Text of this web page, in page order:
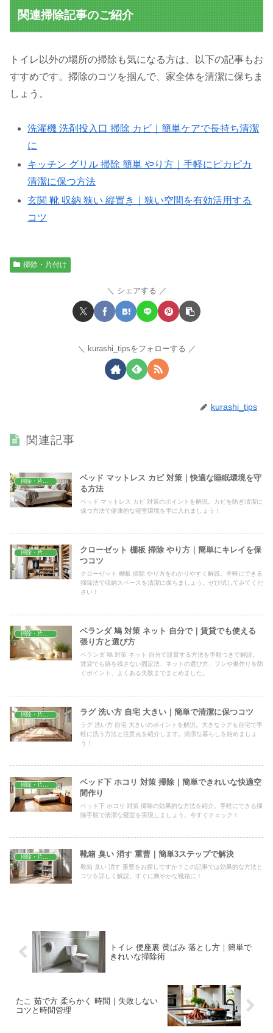
関連掃除記事のご紹介
トイレ以外の場所の掃除も気になる方は、以下の記事もお
すすめです。掃除のコツを掴んで、家全体を清潔に保ちま
しょう。
洗濯機 洗剤投入口 掃除 カビ｜簡単ケアで長持ち清潔
に
キッチン グリル 掃除 簡単 やり方｜手軽にピカピカ
清潔に保つ方法
玄関 靴 収納 狭い 縦置き｜狭い空間を有効活用する
コツ
掃除・片付け
シェアする
kurashi_tipsをフォローする
kurashi_tips
関連記事
ベッド マットレス カビ 対策｜快適な睡眠環境を守
る方法
ベッド マットレス カビ 対策のポイントを解説。カビを防ぎ清潔に
保つ方法で健康的な寝室環境を手に入れましょう！
掃除・片付け
クローゼット 棚板 掃除 やり方｜簡単にキレイを保
つコツ
クローゼット 棚板 掃除 やり方をわかりやすく解説。手軽にできる
掃除法で収納スペースを清潔に保ちましょう。ぜひ試してみてくだ
さい！
掃除・片付け
ベランダ 鳩 対策 ネット 自分で｜賃貸でも使える
張り方と選び方
ベランダ 鳩 対策 ネット 自分で設置する方法を手順つきで解説。
賃貸でも跡を残さない固定法、ネットの選び方、フンや巣作りを防
ぐポイント、よくある失敗までまとめました。
掃除・片付け ラグ 洗い方 自宅 大きい｜簡単で清潔に保つコツ
ラグ 洗い方 自宅 大きいのポイントを解説。大きなラグも自宅で手
軽に洗う方法と注意点を紹介します。清潔な暮らしを始めましょ
う！
掃除・片付け
ベッド下 ホコリ 対策 掃除｜簡単できれいな快適空
間作り
ベッド下 ホコリ 対策 掃除の効果的な方法を紹介。手軽にできる掃
除手順で清潔な寝室を実現しましょう。今すぐチェック！
掃除・片付け 靴箱 臭い 消す 重曹｜簡単3ステップで解決
靴箱 臭い 消す 重曹をお探しですか？この記事では効果的な方法と
コツを詳しく解説。すぐに爽やかな靴箱に！
トイレ 便座裏 黄ばみ 落とし方｜簡単で
きれいな掃除術
たこ 茹で方 柔らかく 時間｜失敗しない
コツと時間管理